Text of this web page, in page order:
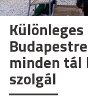
minden tál
szolgál